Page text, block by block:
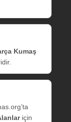
Kumaş
için